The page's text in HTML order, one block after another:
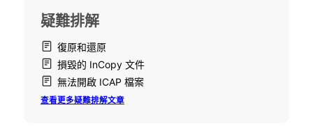
疑難排解
復原和還原
損毀的 InCopy 文件
無法開啟 ICAP 檔案
查看更多疑難排解文章